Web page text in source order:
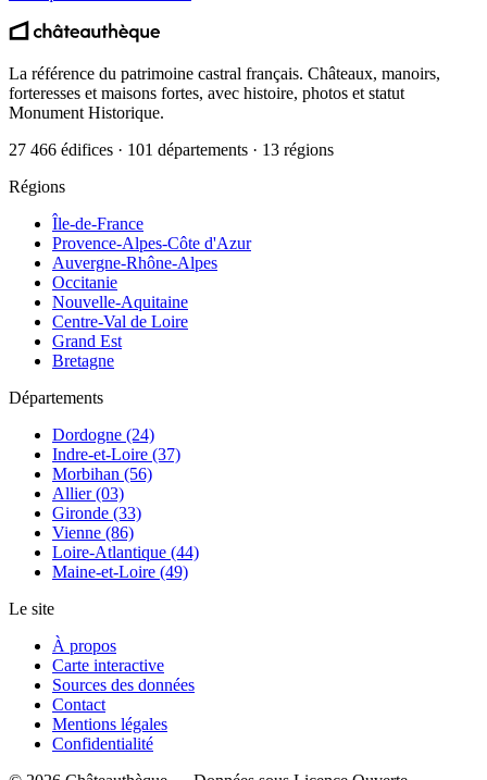
La référence du patrimoine castral français. Châteaux, manoirs,
forteresses et maisons fortes, avec histoire, photos et statut
Monument Historique.
27 466 édifices · 101 départements · 13 régions
Régions
Île-de-France
Provence-Alpes-Côte d'Azur
Auvergne-Rhône-Alpes
Occitanie
Nouvelle-Aquitaine
Centre-Val de Loire
Grand Est
Bretagne
Départements
Dordogne (24)
Indre-et-Loire (37)
Morbihan (56)
Allier (03)
Gironde (33)
Vienne (86)
Loire-Atlantique (44)
Maine-et-Loire (49)
Le site
À propos
Carte interactive
Sources des données
Contact
Mentions légales
Confidentialité